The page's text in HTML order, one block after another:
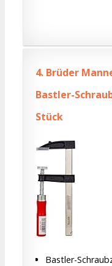
4. Brüder
Bastler-
Stück
Bastler-